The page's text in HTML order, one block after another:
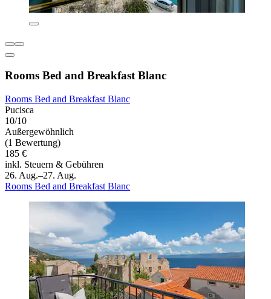
Rooms Bed and Breakfast Blanc
Rooms Bed and Breakfast Blanc
Pucisca
10/10
Außergewöhnlich
(1 Bewertung)
185 €
inkl. Steuern & Gebühren
26. Aug.–27. Aug.
Rooms Bed and Breakfast Blanc